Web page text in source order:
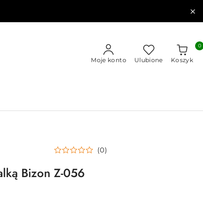
Moje konto Ulubione Koszyk
0
(0)
Bizon Z-056